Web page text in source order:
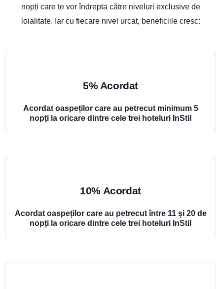
nopți care te vor îndrepta către niveluri exclusive de
loialitate. Iar cu fiecare nivel urcat, beneficiile cresc:
5% Acordat
Acordat oaspeților care au petrecut minimum 5
nopți la oricare dintre cele trei hoteluri InStil
10% Acordat
Acordat oaspeților care au petrecut între 11 și 20 de
nopți la oricare dintre cele trei hoteluri InStil